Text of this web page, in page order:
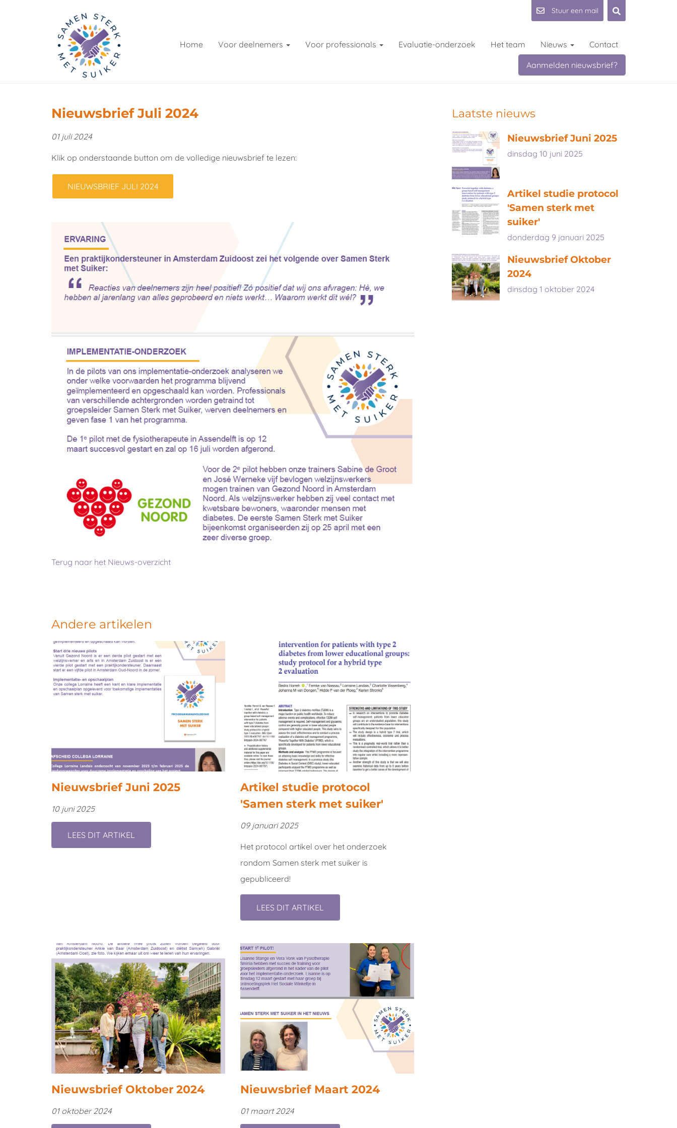
Stuur een mail
Home Voor deelnemers Voor professionals Evaluatie-onderzoek Het team Nieuws Contact
Aanmelden nieuwsbrief?
01 juli 2024
Nieuwsbrief Juli 2024
Klik op onderstaande button om de volledige nieuwsbrief te lezen:
NIEUWSBRIEF JULI 2024
Terug naar het Nieuws-overzicht
Andere artikelen
Nieuwsbrief Juni 2025
10 juni 2025
LEES DIT ARTIKEL
Artikel studie protocol
'Samen sterk met suiker'
09 januari 2025
Het protocol artikel over het onderzoek
rondom Samen sterk met suiker is
gepubliceerd!
LEES DIT ARTIKEL
Nieuwsbrief Oktober 2024
01 oktober 2024
Nieuwsbrief Maart 2024
01 maart 2024
Laatste nieuws
Nieuwsbrief Juni 2025
dinsdag 10 juni 2025
Artikel studie protocol
'Samen sterk met
suiker'
donderdag 9 januari 2025
Nieuwsbrief Oktober
2024
dinsdag 1 oktober 2024